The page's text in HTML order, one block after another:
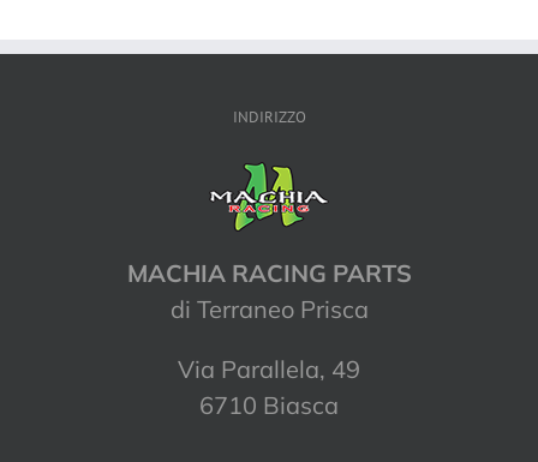
INDIRIZZO
MACHIA RACING PARTS
di Terraneo Prisca
Via Parallela, 49
6710 Biasca